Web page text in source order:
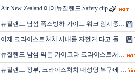
Air New Zealand 에어뉴질랜드 Safety clip
뉴질랜드 남섬 폭스빙하 가이드 워크 임시중…
이제 크라이스트처치 시내를 자전거 타고 돌…
뉴질랜드 남섬 픽튼-카이코라-크라이스트처…
뉴질랜드 정부, 크라이스처치 대성당 복구에 …